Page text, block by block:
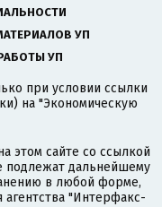
УП
УП
при условии ссылки
на "Экономическую
этом сайте со ссылкой
подлежат дальнейшему
в любой форме,
"Интерфакс-